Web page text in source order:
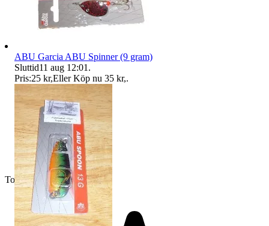
Toppsäljare
ABU Garcia ABU Spinner (9 gram)
Sluttid11 aug 12:01 .
Pris:25 kr,Eller Köp nu 35 kr,.